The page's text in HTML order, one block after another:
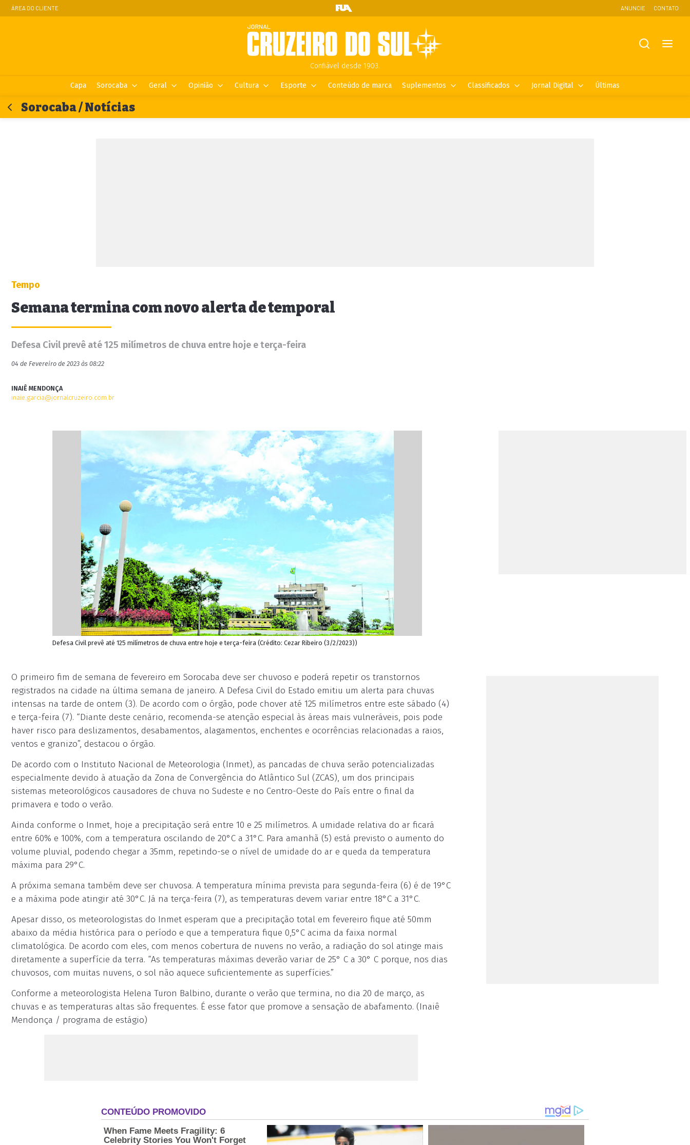
ÁREA DO CLIENTE ANUNCIE CONTATO
Confiável desde 1903.
Capa Sorocaba Geral Opinião Cultura Esporte Conteúdo de marca Suplementos Classificados Jornal Digital Últimas
Sorocaba / Notícias
Tempo
Semana termina com novo alerta de temporal
Defesa Civil prevê até 125 milímetros de chuva entre hoje e terça-feira
04 de Fevereiro de 2023 às 08:22
INAIÊ MENDONÇA
inaie.garcia@jornalcruzeiro.com.br
Defesa Civil prevê até 125 milímetros de chuva entre hoje e terça-feira (Crédito: Cezar Ribeiro (3/2/2023))
O primeiro fim de semana de fevereiro em Sorocaba deve ser chuvoso e poderá repetir os transtornos
registrados na cidade na última semana de janeiro. A Defesa Civil do Estado emitiu um alerta para chuvas
intensas na tarde de ontem (3). De acordo com o órgão, pode chover até 125 milímetros entre este sábado (4)
e terça-feira (7). “Diante deste cenário, recomenda-se atenção especial às áreas mais vulneráveis, pois pode
haver risco para deslizamentos, desabamentos, alagamentos, enchentes e ocorrências relacionadas a raios,
ventos e granizo”, destacou o órgão.
De acordo com o Instituto Nacional de Meteorologia (Inmet), as pancadas de chuva serão potencializadas
especialmente devido à atuação da Zona de Convergência do Atlântico Sul (ZCAS), um dos principais
sistemas meteorológicos causadores de chuva no Sudeste e no Centro-Oeste do País entre o final da
primavera e todo o verão.
Ainda conforme o Inmet, hoje a precipitação será entre 10 e 25 milímetros. A umidade relativa do ar ficará
entre 60% e 100%, com a temperatura oscilando de 20°C a 31°C. Para amanhã (5) está previsto o aumento do
volume pluvial, podendo chegar a 35mm, repetindo-se o nível de umidade do ar e queda da temperatura
máxima para 29°C.
A próxima semana também deve ser chuvosa. A temperatura mínima prevista para segunda-feira (6) é de 19°C
e a máxima pode atingir até 30°C. Já na terça-feira (7), as temperaturas devem variar entre 18°C a 31°C.
Apesar disso, os meteorologistas do Inmet esperam que a precipitação total em fevereiro fique até 50mm
abaixo da média histórica para o período e que a temperatura fique 0,5°C acima da faixa normal
climatológica. De acordo com eles, com menos cobertura de nuvens no verão, a radiação do sol atinge mais
diretamente a superfície da terra. “As temperaturas máximas deverão variar de 25° C a 30° C porque, nos dias
chuvosos, com muitas nuvens, o sol não aquece suficientemente as superfícies.”
Conforme a meteorologista Helena Turon Balbino, durante o verão que termina, no dia 20 de março, as
chuvas e as temperaturas altas são frequentes. É esse fator que promove a sensação de abafamento. (Inaiê
Mendonça / programa de estágio)